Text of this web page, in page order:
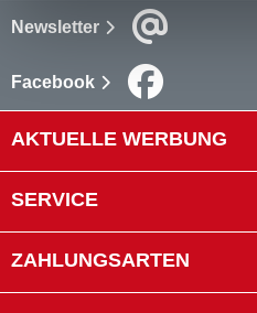
Newsletter
Facebook
AKTUELLE WERBUNG
SERVICE
ZAHLUNGSARTEN